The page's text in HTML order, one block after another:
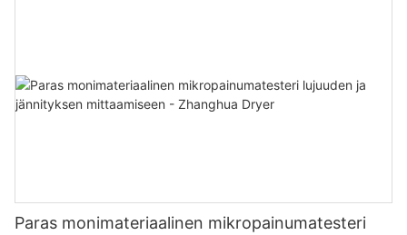
Paras monimateriaalinen mikropainumatesteri